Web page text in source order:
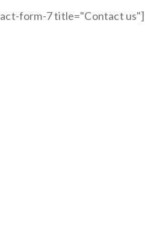
form-7 title="Contact us"]